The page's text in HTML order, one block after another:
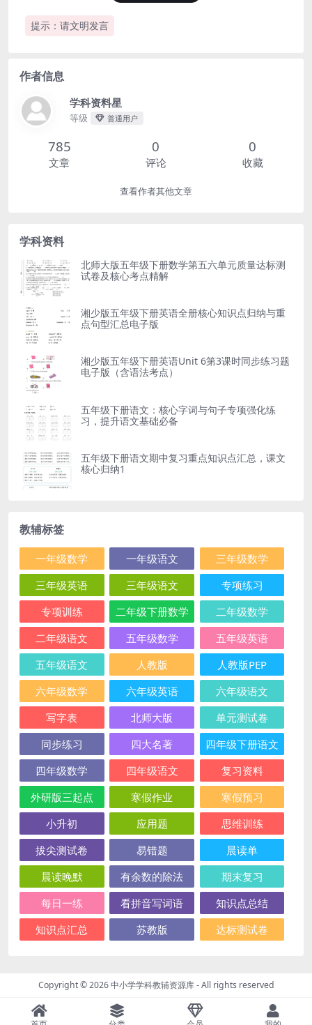
提示：请文明发言
作者信息
学科资料星
等级 普通用户
785
文章
0
评论
0
收藏
查看作者其他文章
学科资料
北师大版五年级下册数学第五六单元质量达标测
试卷及核心考点精解
湘少版五年级下册英语全册核心知识点归纳与重
点句型汇总电子版
湘少版五年级下册英语Unit 6第3课时同步练习题
电子版（含语法考点）
五年级下册语文：核心字词与句子专项强化练
习，提升语文基础必备
五年级下册语文期中复习重点知识点汇总，课文
核心归纳1
教辅标签
一年级数学 一年级语文
三年级数学
三年级英语
三年级语文
专项练习
专项训练
二年级下册数学
二年级数学
二年级语文
五年级数学
五年级英语
五年级语文
人教版
人教版PEP
六年级数学
六年级英语
六年级语文
写字表
北师大版
单元测试卷
同步练习
四大名著
四年级下册语文
四年级数学
四年级语文
复习资料
外研版三起点
寒假作业
寒假预习
小升初
应用题
思维训练
拔尖测试卷
易错题
晨读单
晨读晚默
有余数的除法
期末复习
每日一练
看拼音写词语
知识点总结
知识点汇总
苏教版 达标测试卷
Copyright © 2026中小学学科教辅资源库- All rights reserved